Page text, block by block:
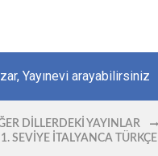
DILLERDEKI YAYINLAR
SEVIYE İTALYANCA TÜRKÇE